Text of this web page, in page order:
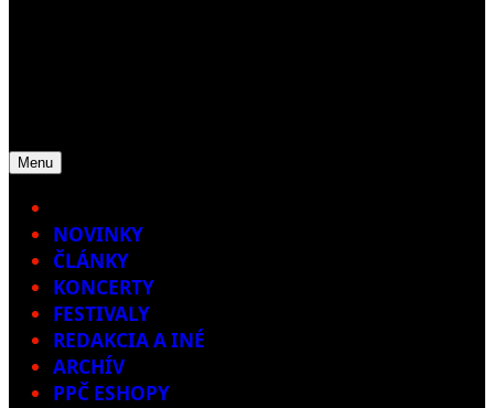
Menu
NOVINKY
ČLÁNKY
KONCERTY
FESTIVALY
REDAKCIA A INÉ
ARCHÍV
PPČ ESHOPY